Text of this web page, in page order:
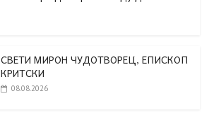
СВЕТИ МИРОН ЧУДОТВОРЕЦ, ЕПИСКОП
КРИТСКИ
08.08.2026